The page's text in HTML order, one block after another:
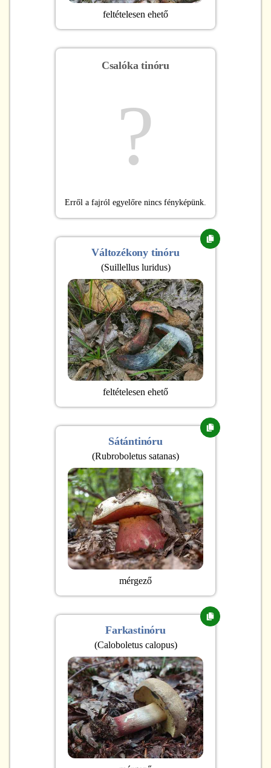
feltételesen ehető
Csalóka tinóru
?
Erről a fajról egyelőre nincs fényképünk.
Változékony tinóru
(Suillellus luridus)
feltételesen ehető
Sátántinóru
(Rubroboletus satanas)
mérgező
Farkastinóru
(Caloboletus calopus)